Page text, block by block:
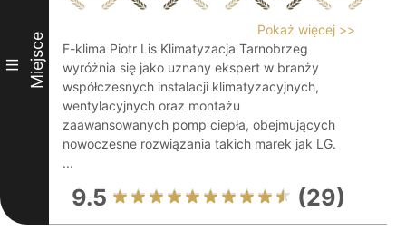
III Miejsce
Pokaż więcej >>
F-klima Piotr Lis Klimatyzacja Tarnobrzeg
wyróżnia się jako uznany ekspert w branży
współczesnych instalacji klimatyzacyjnych,
wentylacyjnych oraz montażu
zaawansowanych pomp ciepła, obejmujących
nowoczesne rozwiązania takich marek jak LG.
...
9.5 (29)